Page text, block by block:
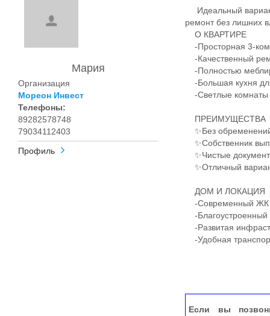
Мария
Организация
Мореон Инвест
Телефоны:
89282578748
79034112403
Профиль
Идеальный
ремонт без лишних
О КВАРТИРЕ
-Просторная 3-
-Качественный
-Полностью
-Большая кухня
-Светлые комнаты
ПРЕИМУЩЕСТВА
✨Без
✨Собственник
✨Чистые
✨Отличный
ДОМ И ЛОКАЦИЯ
-Современный
-Благоустроенный
-Развитая
-Удобная
Если вы